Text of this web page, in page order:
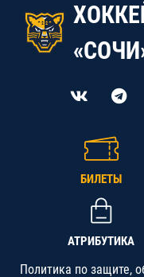
БИЛЕТЫ
АТРИБУТИКА
Политика по защите,